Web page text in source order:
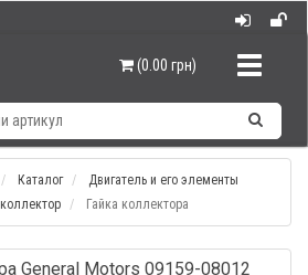
(0.00 грн)
Каталог
Двигатель и его элементы
Гайка коллектора
General Motors 09159-08012